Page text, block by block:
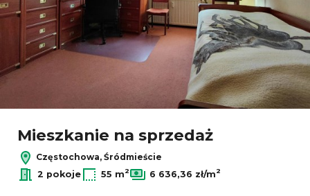
Mieszkanie na sprzedaż
Częstochowa, Śródmieście
2 pokoje
55 m2 6 636,36 zł/m2